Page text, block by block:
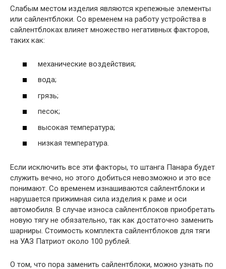
Слабым местом изделия являются крепежные элементы
или сайлентблоки. Со временем на работу устройства в
сайлентблоках влияет множество негативных факторов,
таких как:
механические воздействия;
вода;
грязь;
песок;
высокая температура;
низкая температура.
Если исключить все эти факторы, то штанга Панара будет
служить вечно, но этого добиться невозможно и это все
понимают. Со временем изнашиваются сайлентблоки и
нарушается прижимная сила изделия к раме и оси
автомобиля. В случае износа сайлентблоков приобретать
новую тягу не обязательно, так как достаточно заменить
шарниры. Стоимость комплекта сайлентблоков для тяги
на УАЗ Патриот около 100 рублей.
О том, что пора заменить сайлентблоки, можно узнать по